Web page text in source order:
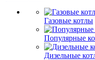
Газовые котлы
Популярные
Дизельные